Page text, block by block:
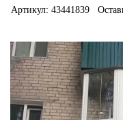
Артикул: 43441839